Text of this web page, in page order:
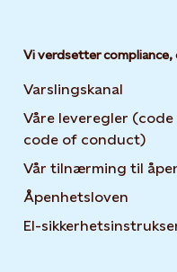
Vi verdsetter compliance,
Varslingskanal
Våre leveregler
code of conduct)
Vår tilnærming til
Åpenhetsloven
El-